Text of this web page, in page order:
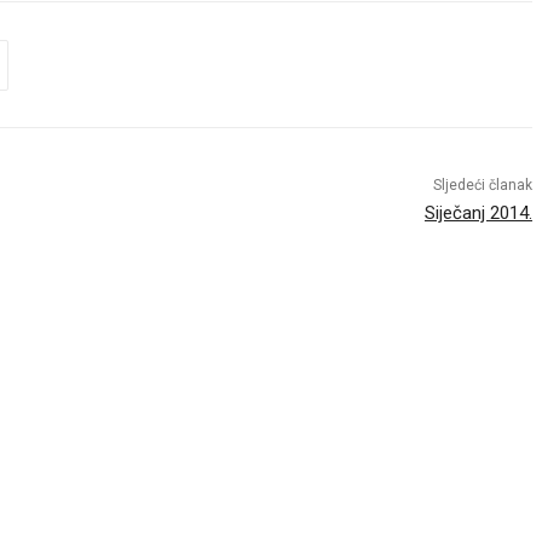
Sljedeći članak
Siječanj 2014.